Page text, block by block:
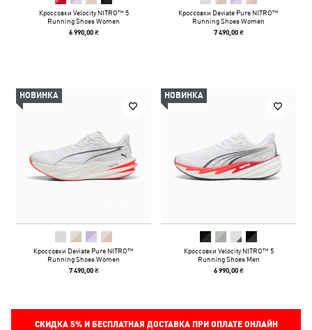
Кроссовки Velocity NITRO™ 5
Running Shoes Women
6 990,00 ₴
Кроссовки Deviate Pure NITRO™
Running Shoes Women
7 490,00 ₴
НОВИНКА
Кроссовки Deviate Pure NITRO™
Running Shoes Women
7 490,00 ₴
НОВИНКА
Кроссовки Velocity NITRO™ 5
Running Shoes Men
6 990,00 ₴
СКИДКА 5%И БЕСПЛАТНАЯ ДОСТАВКА ПРИ ОПЛАТЕ ОНЛАЙН